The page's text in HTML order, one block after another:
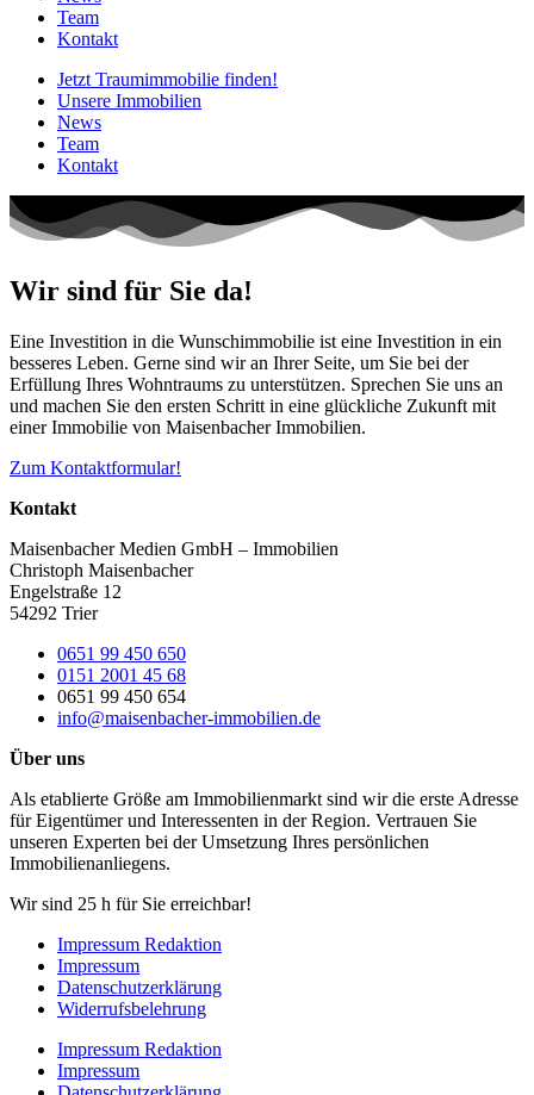
Team
Kontakt
Jetzt Traumimmobilie finden!​
Unsere Immobilien
News
Team
Kontakt
Wir sind für Sie da!
Eine Investition in die Wunschimmobilie ist eine Investition in ein
besseres Leben. Gerne sind wir an Ihrer Seite, um Sie bei der
Erfüllung Ihres Wohntraums zu unterstützen. Sprechen Sie uns an
und machen Sie den ersten Schritt in eine glückliche Zukunft mit
einer Immobilie von Maisenbacher Immobilien.
Zum Kontaktformular!
Kontakt
Maisenbacher Medien GmbH – Immobilien
Christoph Maisenbacher
Engelstraße 12
54292 Trier
0651 99 450 650
0151 2001 45 68
0651 99 450 654
info@maisenbacher-immobilien.de
Über uns
Als etablierte Größe am Immobilienmarkt sind wir die erste Adresse
für Eigentümer und Interessenten in der Region. Vertrauen Sie
unseren Experten bei der Umsetzung Ihres persönlichen
Immobilienanliegens.
Wir sind 25 h für Sie erreichbar!
Impressum Redaktion
Impressum
Datenschutzerklärung
Widerrufsbelehrung
Impressum Redaktion
Impressum